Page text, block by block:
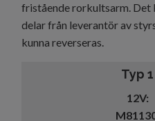
fristående rorkultsarm. Det
delar från leverantör av
kunna reverseras.
Typ 1
12V: